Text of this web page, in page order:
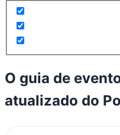
O guia de
atualizado do